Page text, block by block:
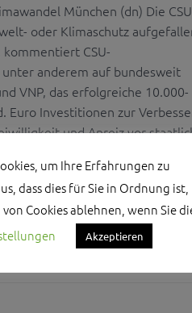
München (dn) Die
oder Klimaschutz
CSU-
anderem auf bundesweit
VNP, das erfolgreiche 10.000-
Euro Investitionen zur
und Anreiz vor
um Ihre Erfahrungen zu
dass dies für Sie in Ordnung ist,
Cookies ablehnen, wenn Sie
Akzeptieren